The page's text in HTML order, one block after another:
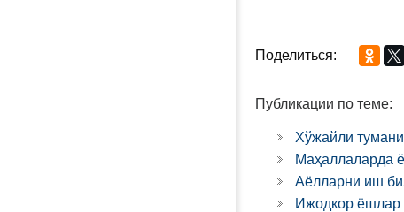
Поделиться:
Публикации по теме:
Хўжайли
Маҳаллаларда
Аёлларни иш
Ижодкор ёшлар